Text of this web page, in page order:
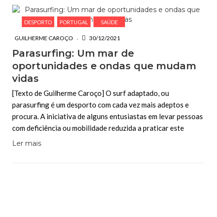
DESPORTO PORTUGAL SAÚDE
GUILHERME CAROÇO 30/12/2021
Parasurfing: Um mar de
oportunidades e ondas que mudam
vidas
[Texto de Guilherme Caroço] O surf adaptado, ou
parasurfing é um desporto com cada vez mais adeptos e
procura. A iniciativa de alguns entusiastas em levar pessoas
com deficiência ou mobilidade reduzida a praticar este
Ler mais